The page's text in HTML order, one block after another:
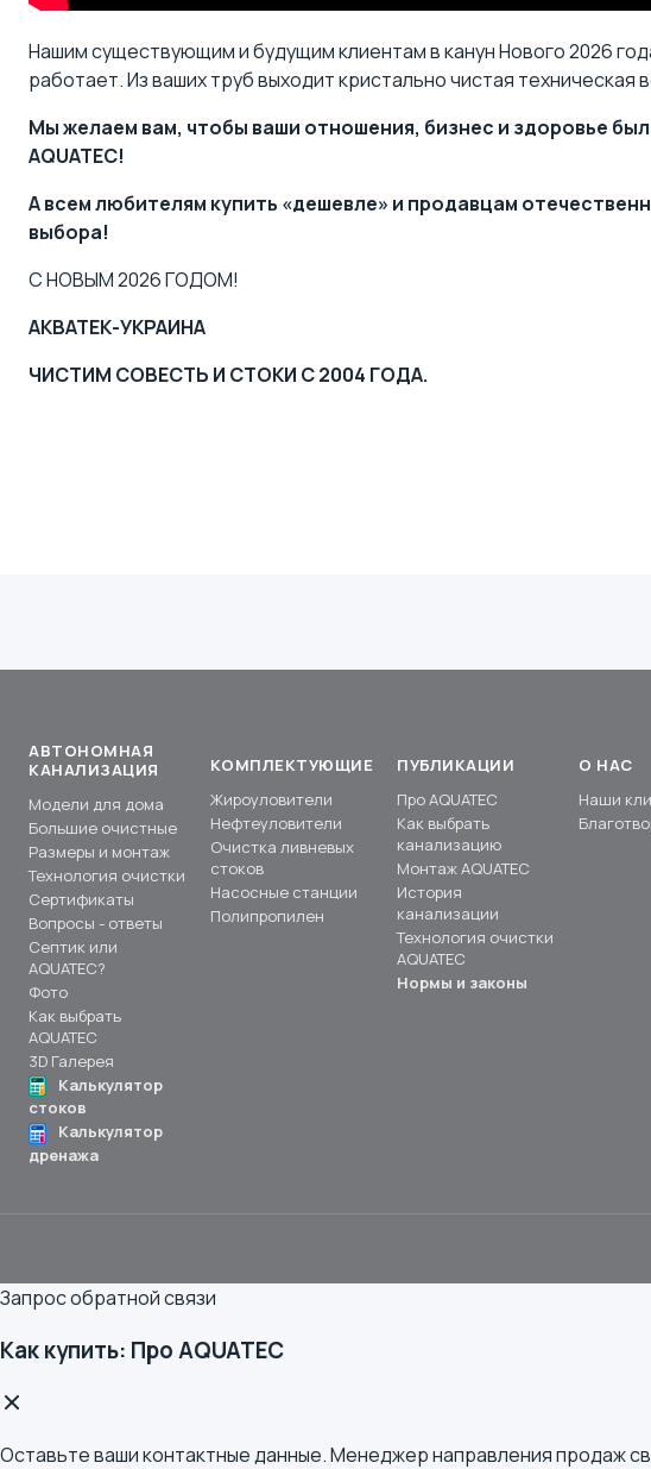
Нашим существующим и будущим клиентам в канун Нового 2026
работает. Из ваших труб выходит кристально чистая техническая
Мы желаем вам, чтобы ваши отношения, бизнес и здоровье
AQUATEC!
А всем любителям купить «дешевле» и продавцам
выбора!
С НОВЫМ 2026 ГОДОМ!
АКВАТЕК-УКРАИНА
ЧИСТИМ СОВЕСТЬ И СТОКИ С 2004 ГОДА.
АВТОНОМНАЯ
КАНАЛИЗАЦИЯ
Модели для дома
Большие очистные
Размеры и монтаж
Технология очистки
Сертификаты
Вопросы - ответы
Септик или
AQUATEC?
Фото
Как выбрать
AQUATEC
3D Галерея
Калькулятор
стоков
Калькулятор
дренажа
КОМПЛЕКТУЮЩИЕ
Жироуловители
Нефтеуловители
Очистка ливневых
стоков
Насосные станции
Полипропилен
ПУБЛИКАЦИИ
Про AQUATEC
Как выбрать
канализацию
Монтаж AQUATEC
История
канализации
Технология очистки
AQUATEC
Нормы и законы
О НАС
Наши
Запрос обратной связи
Как купить: Про AQUATEC
Оставьте ваши контактные данные. Менеджер направления продаж